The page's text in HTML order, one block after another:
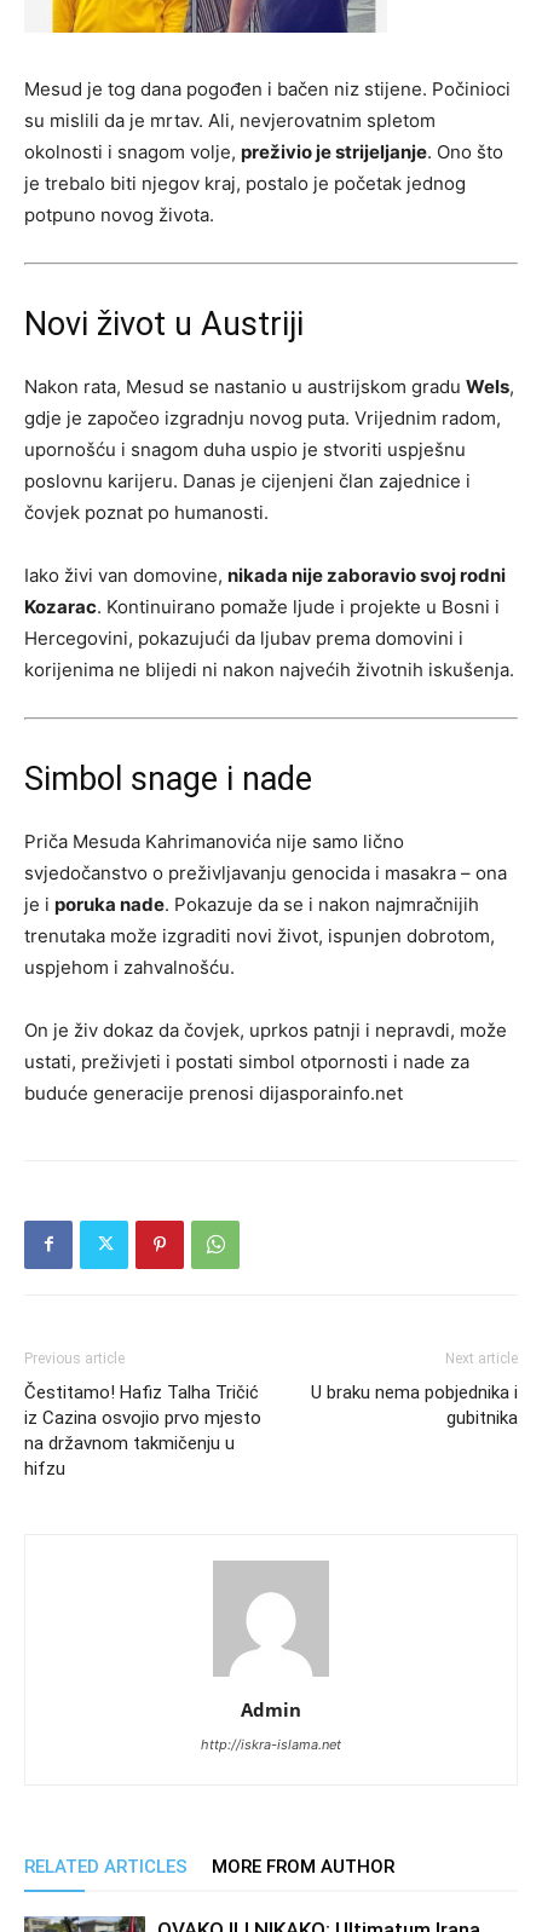
Mesud je tog dana pogođen i bačen niz stijene. Počinioci
su mislili da je mrtav. Ali, nevjerovatnim spletom
okolnosti i snagom volje, preživio je strijeljanje. Ono što
je trebalo biti njegov kraj, postalo je početak jednog
potpuno novog života.
Novi život u Austriji
Nakon rata, Mesud se nastanio u austrijskom gradu Wels,
gdje je započeo izgradnju novog puta. Vrijednim radom,
upornošću i snagom duha uspio je stvoriti uspješnu
poslovnu karijeru. Danas je cijenjeni član zajednice i
čovjek poznat po humanosti.
Iako živi van domovine, nikada nije zaboravio svoj rodni
Kozarac. Kontinuirano pomaže ljude i projekte u Bosni i
Hercegovini, pokazujući da ljubav prema domovini i
korijenima ne blijedi ni nakon najvećih životnih iskušenja.
Simbol snage i nade
Priča Mesuda Kahrimanovića nije samo lično
svjedočanstvo o preživljavanju genocida i masakra – ona
je i poruka nade. Pokazuje da se i nakon najmračnijih
trenutaka može izgraditi novi život, ispunjen dobrotom,
uspjehom i zahvalnošću.
On je živ dokaz da čovjek, uprkos patnji i nepravdi, može
ustati, preživjeti i postati simbol otpornosti i nade za
buduće generacije prenosi dijasporainfo.net
Previous article
Čestitamo! Hafiz Talha Tričić
iz Cazina osvojio prvo mjesto
na državnom takmičenju u
hifzu
Next article
U braku nema pobjednika i
gubitnika
Admin
http://iskra-islama.net
RELATED ARTICLES MORE FROM AUTHOR